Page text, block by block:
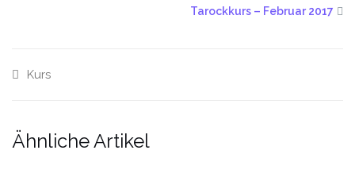
Tarockkurs – Februar 2017
Kurs
Ähnliche Artikel